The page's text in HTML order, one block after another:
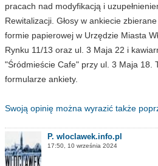
pracach nad modyfikacją i
Rewitalizacji. Głosy w ankiecie
formie papierowej w Urzędzie Miasta
Rynku 11/13 oraz ul. 3 Maja 22 i
"Śródmieście Cafe" przy ul. 3 Maja 18.
formularze ankiety.
Swoją opinię można wyrazić także
P. wloclawek.info.pl
17:50, 10 września 2024